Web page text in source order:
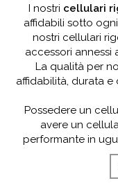
I nostri cellulari
affidabili sotto
nostri cellulari
accessori annessi
La qualità per
affidabilità, durata e
Possedere un
avere un
performante in